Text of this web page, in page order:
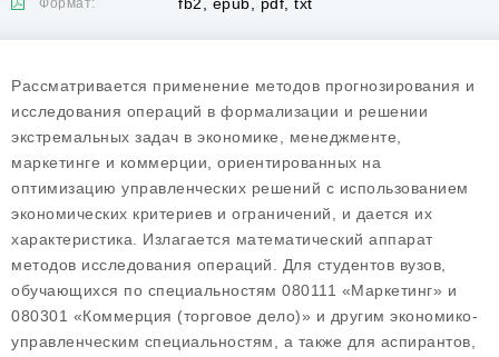
Формат:
Рассматривается применение методов прогнозирования и
исследования операций в формализации и решении
экстремальных задач в экономике, менеджменте,
маркетинге и коммерции, ориентированных на
оптимизацию управленческих решений с использованием
экономических критериев и ограничений, и дается их
характеристика. Излагается математический аппарат
методов исследования операций. Для студентов вузов,
обучающихся по специальностям 080111 «Маркетинг» и
080301 «Коммерция (торговое дело)» и другим экономико-
управленческим специальностям, а также для аспирантов,